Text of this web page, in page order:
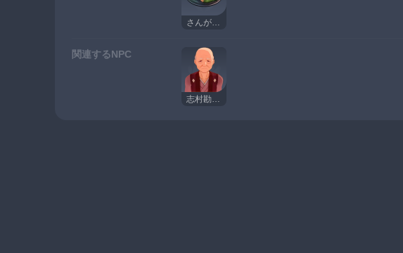
さんが焼き
関連するNPC
志村勘兵衛